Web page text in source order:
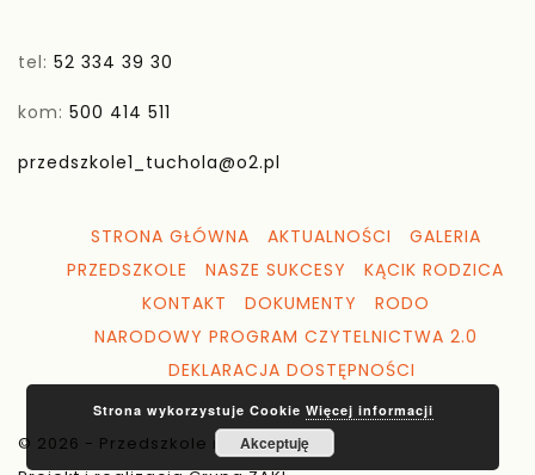
tel: 52 334 39 30
kom: 500 414 511
przedszkole1_tuchola@o2.pl
STRONA GŁÓWNA AKTUALNOŚCI
GALERIA
PRZEDSZKOLE
NASZE SUKCESY
KĄCIK RODZICA
KONTAKT
DOKUMENTY
RODO
NARODOWY PROGRAM CZYTELNICTWA 2.0
DEKLARACJA DOSTĘPNOŚCI
© 2026 - Przedszkole nr 1 Tuchola
Strona wykorzystuje Cookie Więcej informacji
Akceptuję